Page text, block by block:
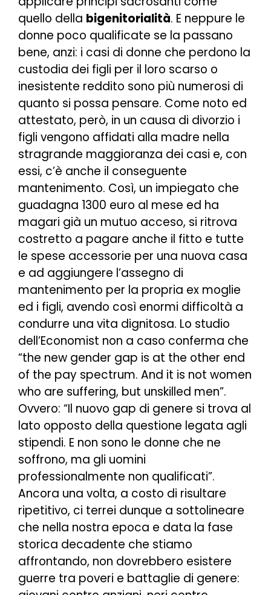
quello della bigenitorialità. E neppure le
donne poco qualificate se la passano
bene, anzi: i casi di donne che perdono la
custodia dei figli per il loro scarso o
inesistente reddito sono più numerosi di
quanto si possa pensare. Come noto ed
attestato, però, in un causa di divorzio i
figli vengono affidati alla madre nella
stragrande maggioranza dei casi e, con
essi, c’è anche il conseguente
mantenimento. Così, un impiegato che
guadagna 1300 euro al mese ed ha
magari già un mutuo acceso, si ritrova
costretto a pagare anche il fitto e tutte
le spese accessorie per una nuova casa
e ad aggiungere l’assegno di
mantenimento per la propria ex moglie
ed i figli, avendo così enormi difficoltà a
condurre una vita dignitosa. Lo studio
dell’Economist non a caso conferma che
“the new gender gap is at the other end
of the pay spectrum. And it is not women
who are suffering, but unskilled men”.
Ovvero: “Il nuovo gap di genere si trova al
lato opposto della questione legata agli
stipendi. E non sono le donne che ne
soffrono, ma gli uomini
professionalmente non qualificati”.
Ancora una volta, a costo di risultare
ripetitivo, ci terrei dunque a sottolineare
che nella nostra epoca e data la fase
storica decadente che stiamo
affrontando, non dovrebbero esistere
guerre tra poveri e battaglie di genere: